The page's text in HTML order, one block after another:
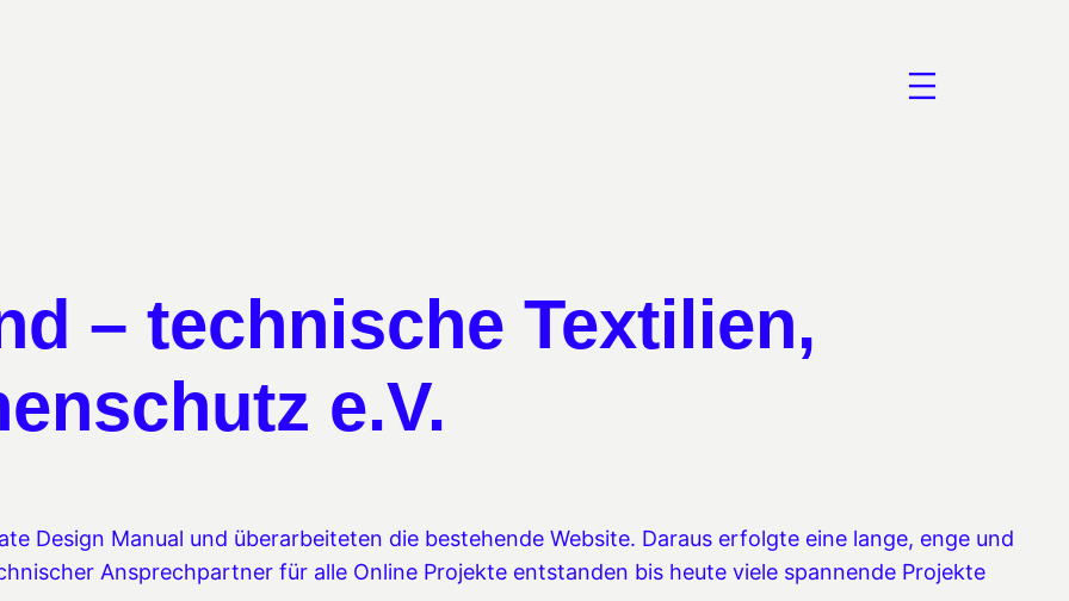
– technische Textilien,
e.V.
Design Manual und überarbeiteten die bestehende Website. Daraus erfolgte eine lange, enge und
Ansprechpartner für alle Online Projekte entstanden bis heute viele spannende Projekte